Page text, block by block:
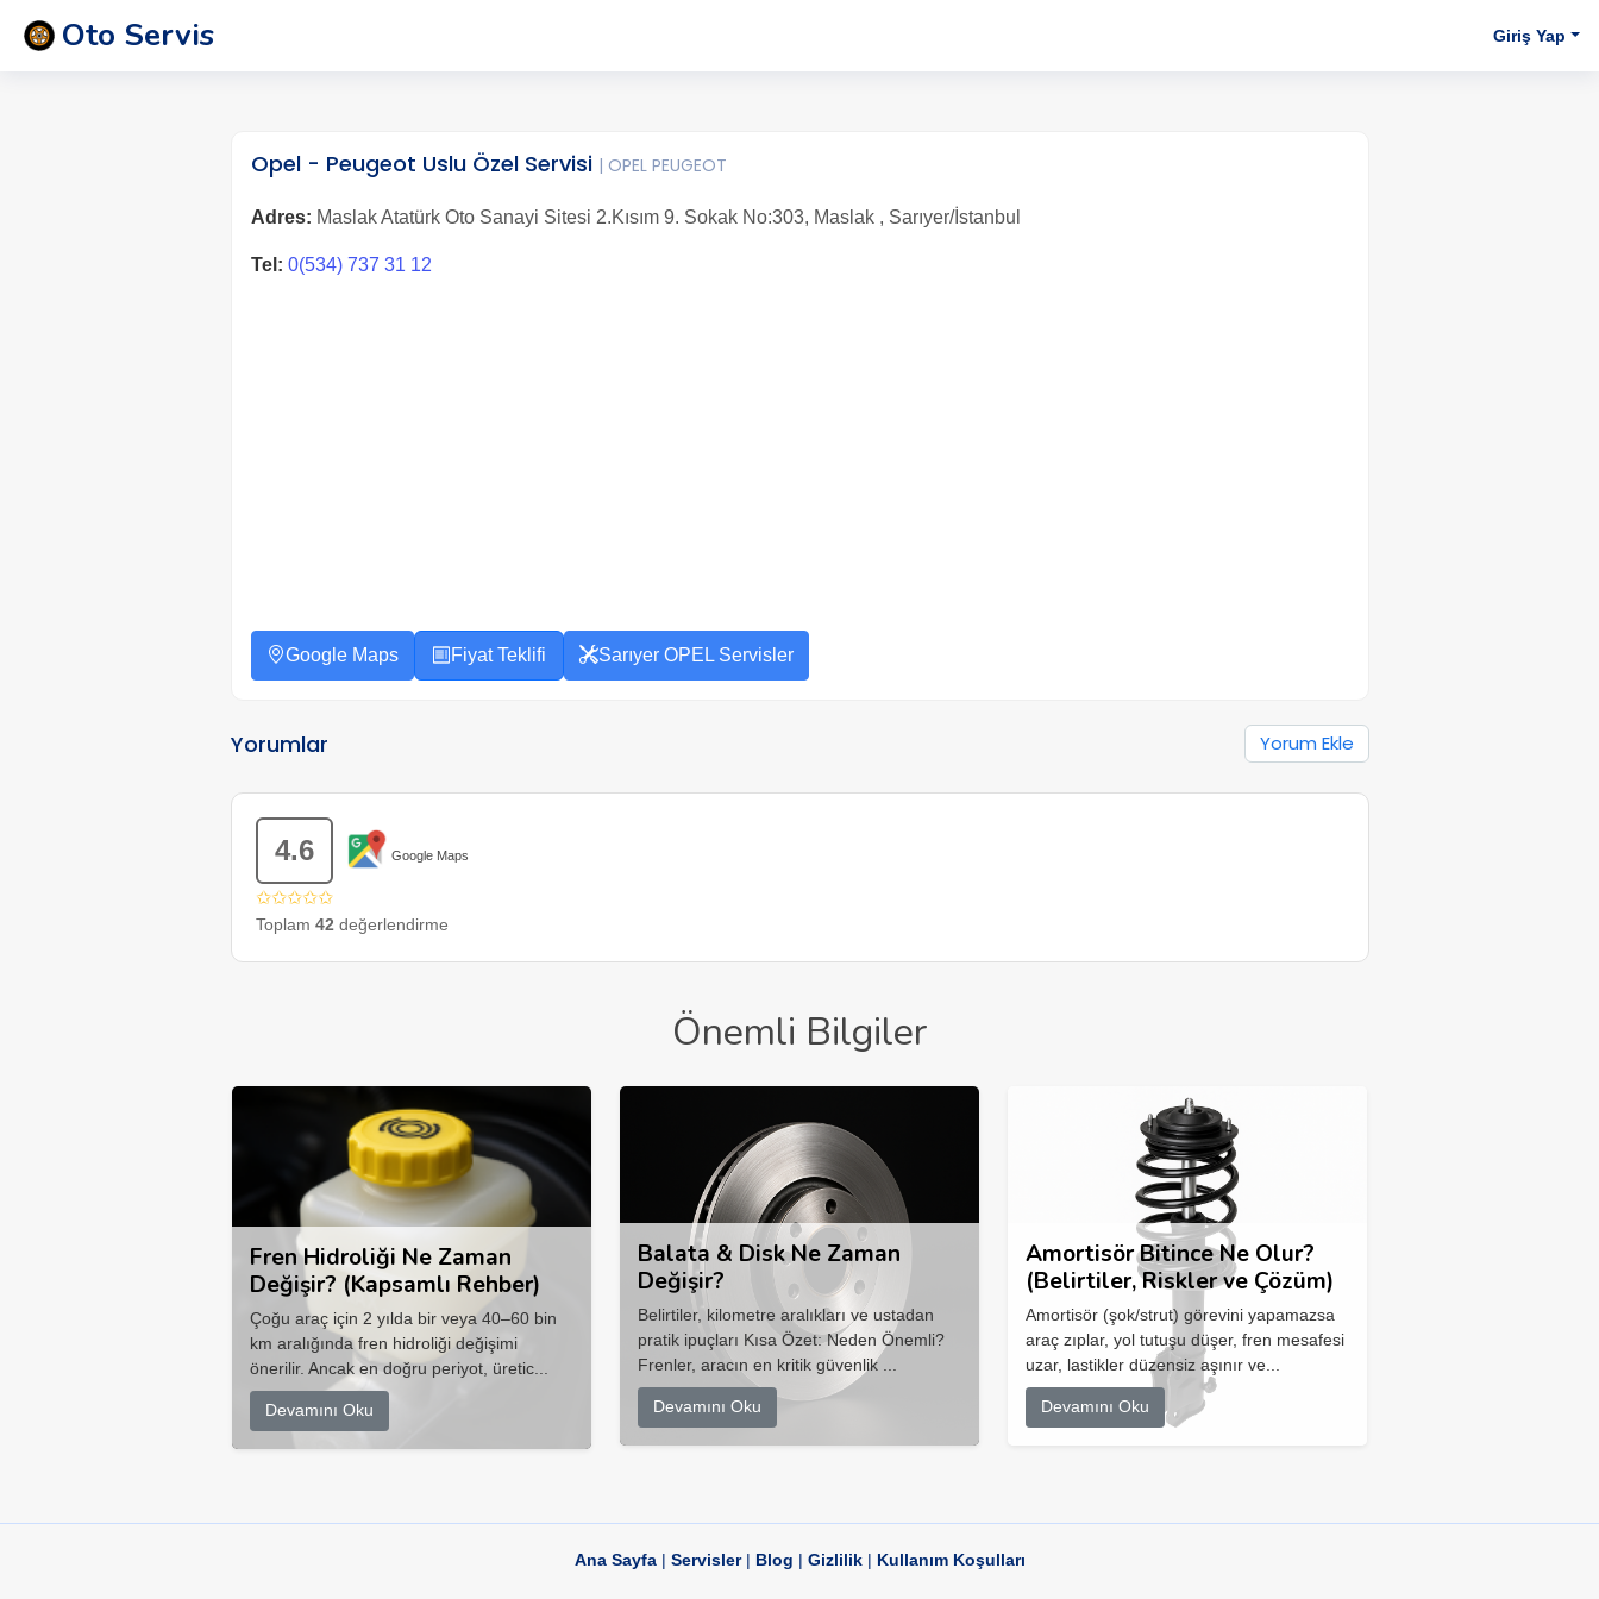
Oto Servis Giriş Yap
Opel - Peugeot Uslu Özel Servisi | OPEL PEUGEOT
Adres: Maslak Atatürk Oto Sanayi Sitesi 2.Kısım 9. Sokak No:303, Maslak , Sarıyer/İstanbul
Tel: 0(534) 737 31 12
Google Maps Fiyat Teklifi Sarıyer OPEL Servisler
Yorumlar Yorum Ekle
4.6 Google Maps
✩✩✩✩✩
Toplam 42 değerlendirme
Önemli Bilgiler
Fren Hidroliği Ne Zaman
Değişir? (Kapsamlı Rehber)
Çoğu araç için 2 yılda bir veya 40–60 bin
km aralığında fren hidroliği değişimi
önerilir. Ancak en doğru periyot, üretic...
Devamını Oku
Balata & Disk Ne Zaman
Değişir?
Belirtiler, kilometre aralıkları ve ustadan
pratik ipuçları Kısa Özet: Neden Önemli?
Frenler, aracın en kritik güvenlik ...
Devamını Oku
Amortisör Bitince Ne Olur?
(Belirtiler, Riskler ve Çözüm)
Amortisör (şok/strut) görevini yapamazsa
araç zıplar, yol tutuşu düşer, fren mesafesi
uzar, lastikler düzensiz aşınır ve...
Devamını Oku
Ana Sayfa| Servisler| Blog | Gizlilik| Kullanım Koşulları